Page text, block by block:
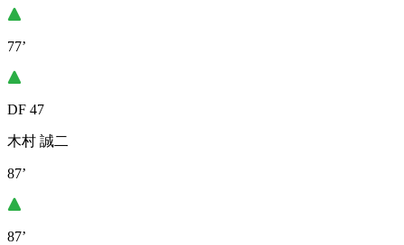
77’
DF 47
木村 誠二
87’
87’